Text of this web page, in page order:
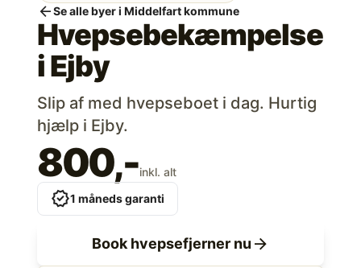
arrow_backSe alle byer i Middelfart kommune
Hvepsebekæmpelse
iEjby
Slip af med hvepseboet i dag. Hurtig
hjælp i Ejby.
800,-inkl. alt
verified1 måneds garanti
Book hvepsefjerner nu arrow_forward